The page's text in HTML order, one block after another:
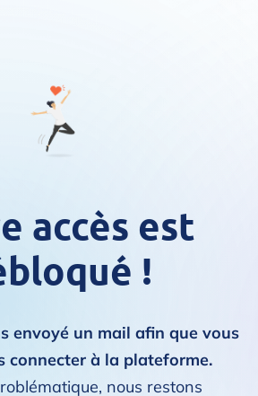
accès est
!
envoyé un mail afin que vous
connecter à la plateforme.
nous restons